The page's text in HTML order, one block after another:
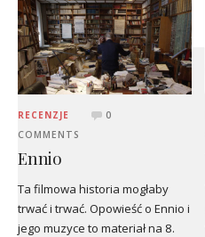
RECENZJE
0
COMMENTS
Ennio
Ta filmowa historia mogłaby
trwać i trwać. Opowieść o Ennio i
jego muzyce to materiał na 8.